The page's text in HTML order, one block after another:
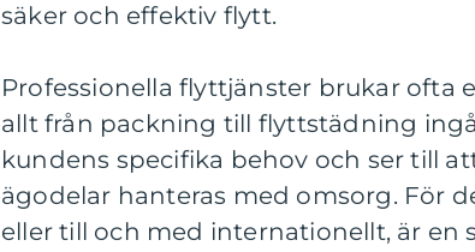
säker och effektiv flytt.
Professionella flyttjänster brukar ofta
allt från packning till flyttstädning
kundens specifika behov och ser till
ägodelar hanteras med omsorg. För
eller till och med internationellt, är en